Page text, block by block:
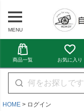
MENU
商品一覧 お気に入り
HOME ログイン